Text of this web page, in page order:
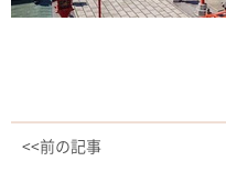
<<前の記事